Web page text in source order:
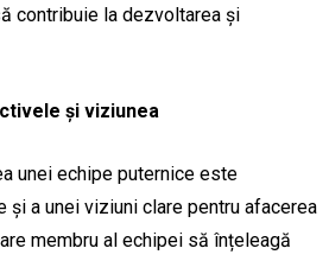
contribuie la dezvoltarea și
și viziunea
unei echipe puternice este
și a unei viziuni clare pentru afacerea
membru al echipei să înțeleagă